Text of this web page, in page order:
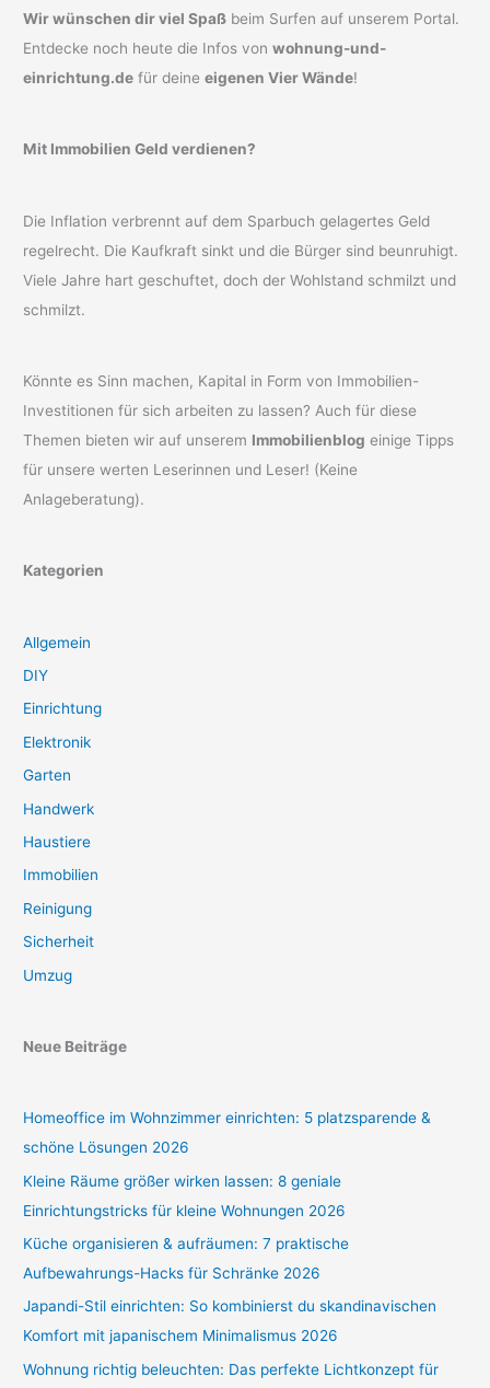
Wir wünschen dir viel Spaß beim Surfen auf unserem Portal.
Entdecke noch heute die Infos vonwohnung-und-
einrichtung.de für deineeigenen Vier Wände!
Mit Immobilien Geld verdienen?
Die Inflation verbrennt auf dem Sparbuch gelagertes Geld
regelrecht. Die Kaufkraft sinkt und die Bürger sind beunruhigt.
Viele Jahre hart geschuftet, doch der Wohlstand schmilzt und
schmilzt.
Könnte es Sinn machen, Kapital in Form von Immobilien-
Investitionen für sich arbeiten zu lassen? Auch für diese
Themen bieten wir auf unserem Immobilienblog einige Tipps
für unsere werten Leserinnen und Leser! (Keine
Anlageberatung).
Kategorien
Allgemein
DIY
Einrichtung
Elektronik
Garten
Handwerk
Haustiere
Immobilien
Reinigung
Sicherheit
Umzug
Neue Beiträge
Homeoffice im Wohnzimmer einrichten: 5 platzsparende &
schöne Lösungen 2026
Kleine Räume größer wirken lassen: 8 geniale
Einrichtungstricks für kleine Wohnungen 2026
Küche organisieren & aufräumen: 7 praktische
Aufbewahrungs-Hacks für Schränke 2026
Japandi-Stil einrichten: So kombinierst du skandinavischen
Komfort mit japanischem Minimalismus 2026
Wohnung richtig beleuchten: Das perfekte Lichtkonzept für